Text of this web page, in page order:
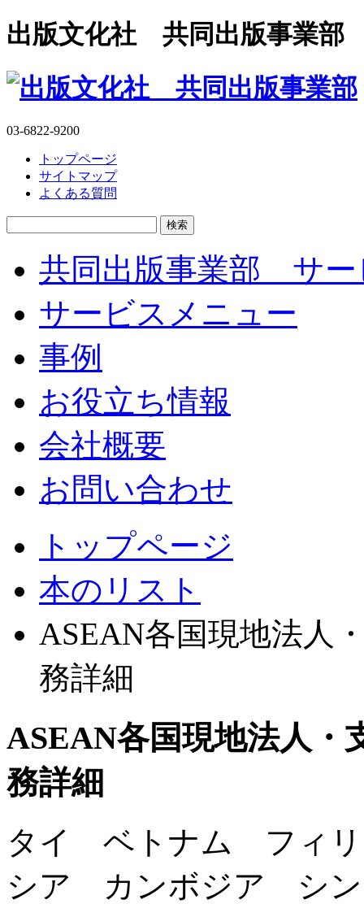
出版文化社 共同出版事業部
03-6822-9200
トップページ
サイトマップ
よくある質問
共同出版事業部 サー
サービスメニュー
事例
お役立ち情報
会社概要
お問い合わせ
トップページ
本のリスト
ASEAN各国現地法人
務詳細
ASEAN各国現地法人・
務詳細
タイ ベトナム フィ
シア カンボジア シ